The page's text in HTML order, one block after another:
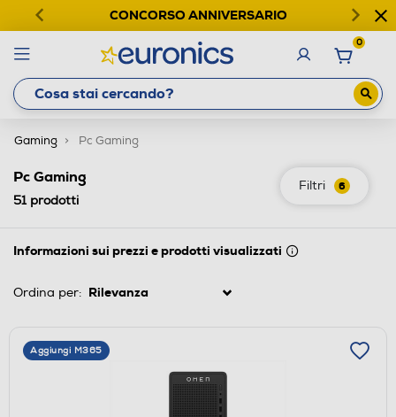
CONCORSO ANNIVERSARIO
0
Gaming Pc Gaming
Filtri 6
Pc Gaming
51prodotti
Informazioni sui prezzi e prodotti visualizzati
Ordina per:
Aggiungi M365